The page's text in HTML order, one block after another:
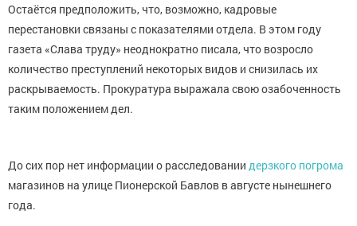
Остаётся предположить, что, возможно, кадровые
перестановки связаны с показателями отдела. В этом году
газета «Слава труду» неоднократно писала, что возросло
количество преступлений некоторых видов и снизилась их
раскрываемость. Прокуратура выражала свою озабоченность
таким положением дел.
До сих пор нет информации о расследовании дерзкого погрома
магазинов на улице Пионерской Бавлов в августе нынешнего
года.